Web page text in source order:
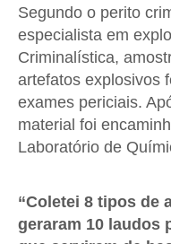
Segundo o perito
especialista em
Criminalística,
artefatos explosivos
exames periciais.
material foi
Laboratório de
“Coletei 8 tipos de
geraram 10 laudos